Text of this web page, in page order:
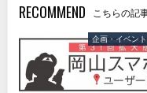
RECOMMEND こちらの記
企画・イベン